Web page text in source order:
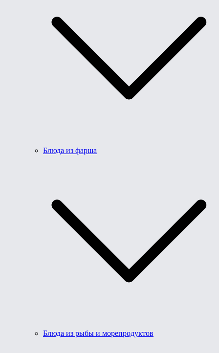
Блюда из фарша
Блюда из рыбы и морепродуктов